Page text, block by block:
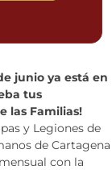
junio ya está en
tus
las Familias!
y Legiones de
de Cartagena
con la